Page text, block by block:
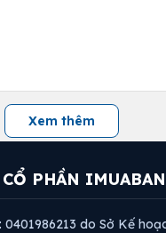
Xem thêm
PHẦN
: 0401986213 do Sở Kế